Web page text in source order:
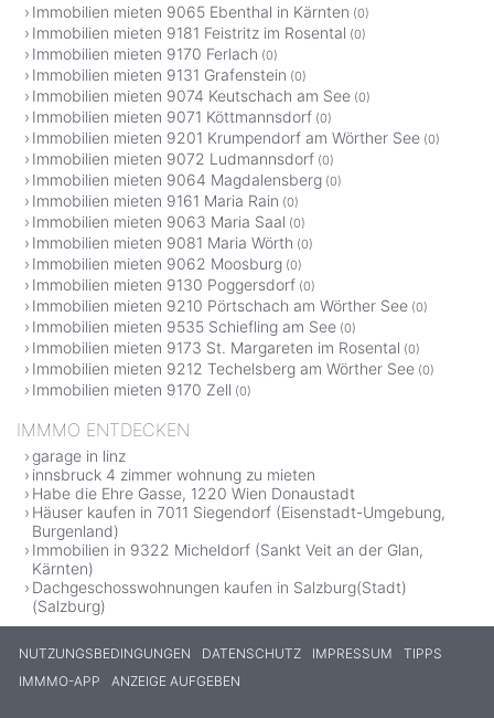
Immobilien mieten 9065 Ebenthal in Kärnten (0)
Immobilien mieten 9181 Feistritz im Rosental (0)
Immobilien mieten 9170 Ferlach (0)
Immobilien mieten 9131 Grafenstein (0)
Immobilien mieten 9074 Keutschach am See (0)
Immobilien mieten 9071 Köttmannsdorf (0)
Immobilien mieten 9201 Krumpendorf am Wörther See (0)
Immobilien mieten 9072 Ludmannsdorf (0)
Immobilien mieten 9064 Magdalensberg (0)
Immobilien mieten 9161 Maria Rain (0)
Immobilien mieten 9063 Maria Saal (0)
Immobilien mieten 9081 Maria Wörth (0)
Immobilien mieten 9062 Moosburg (0)
Immobilien mieten 9130 Poggersdorf (0)
Immobilien mieten 9210 Pörtschach am Wörther See (0)
Immobilien mieten 9535 Schiefling am See (0)
Immobilien mieten 9173 St. Margareten im Rosental (0)
Immobilien mieten 9212 Techelsberg am Wörther See (0)
Immobilien mieten 9170 Zell (0)
IMMMO ENTDECKEN
garage in linz
innsbruck 4 zimmer wohnung zu mieten
Habe die Ehre Gasse, 1220 Wien Donaustadt
Häuser kaufen in 7011 Siegendorf (Eisenstadt-Umgebung,
Burgenland)
Immobilien in 9322 Micheldorf (Sankt Veit an der Glan,
Kärnten)
Dachgeschosswohnungen kaufen in Salzburg(Stadt)
(Salzburg)
NUTZUNGSBEDINGUNGEN DATENSCHUTZ IMPRESSUM
TIPPS
IMMMO-APP
ANZEIGE AUFGEBEN